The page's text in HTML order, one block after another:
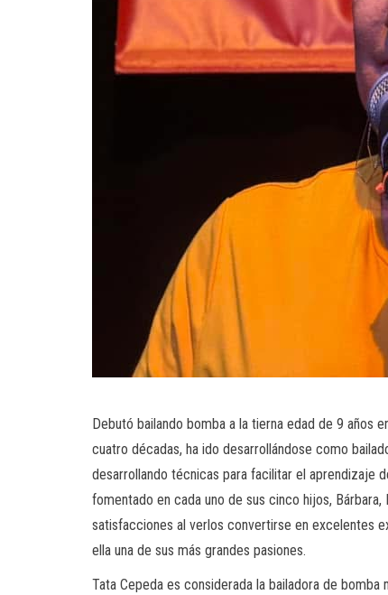
Debutó bailando bomba a la tierna edad de 9 años
cuatro décadas, ha ido desarrollándose como
desarrollando técnicas para facilitar el aprendizaje
fomentado en cada uno de sus cinco hijos,
satisfacciones al verlos convertirse en excelentes
ella una de sus más grandes pasiones.
Tata Cepeda es considerada la bailadora de